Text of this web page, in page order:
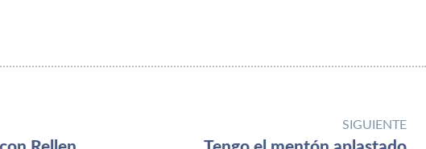
SIGUIENTE